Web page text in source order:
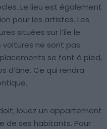
Le lieu est également
pour les artistes. Les
situées sur l’île le
voitures ne sont pas
se font à pied,
d’âne. Ce qui rendra
louez un appartement
de ses habitants. Pour